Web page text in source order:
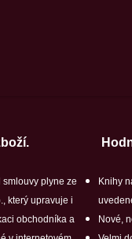
smlouvy plyne ze
který upravuje i
obchodníka a
Knihy
Nové,